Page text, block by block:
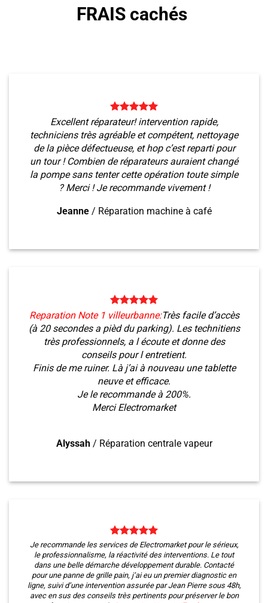
FRAIS cachés
Excellent réparateur! intervention rapide,
techniciens très agréable et compétent, nettoyage
de la pièce défectueuse, et hop c’est reparti pour
un tour ! Combien de réparateurs auraient changé
la pompe sans tenter cette opération toute simple
? Merci ! Je recommande vivement !
Jeanne / Réparation machine à café
Reparation Note 1 villeurbanne:Très facile d’accès
(à 20 secondes a pièd du parking). Les technitiens
très professionnels, a l écoute et donne des
conseils pour l entretient.
Finis de me ruiner. Là j’ai à nouveau une tablette
neuve et efficace.
Je le recommande à 200%.
Merci Electromarket
Alyssah / Réparation centrale vapeur
Je recommande les services de Electromarket pour le sérieux,
le professionnalisme, la réactivité des interventions. Le tout
dans une belle démarche développement durable. Contacté
pour une panne de grille pain, j’ai eu un premier diagnostic en
ligne, suivi d’une intervention assurée par Jean Pierre sous 48h,
avec en sus des conseils très pertinents pour préserver le bon